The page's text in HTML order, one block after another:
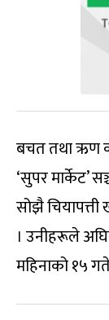
बचत तथा ऋण
‘सुपर मार्केट’
सोझै
। उनीहरूले
महिनाको १५